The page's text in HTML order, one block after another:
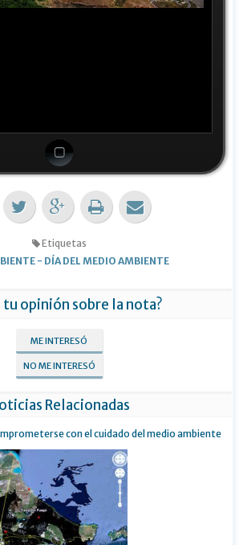
Etiquetas
- DÍA DEL MEDIO AMBIENTE
tu opinión sobre la nota?
ME INTERESÓ
NO ME INTERESÓ
Relacionadas
con el cuidado del medio ambiente